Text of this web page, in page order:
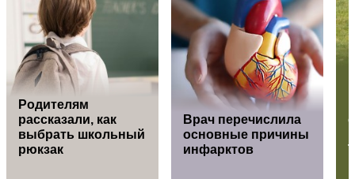
Родителям
рассказали, как
выбрать школьный
рюкзак
Врач перечислила
основные причины
инфарктов